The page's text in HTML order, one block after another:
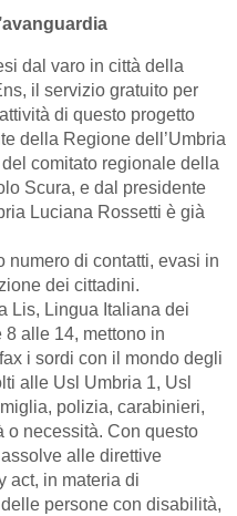
dal varo in città della
il servizio gratuito per
di questo progetto
della Regione dell’Umbria
comitato regionale della
Scura, e dal presidente
Luciana Rossetti è già
numero di contatti, evasi in
dei cittadini.
Lis, Lingua Italiana dei
alle 14, mettono in
i sordi con il mondo degli
alle Usl Umbria 1, Usl
polizia, carabinieri,
o necessità. Con questo
alle direttive
act, in materia di
persone con disabilità,